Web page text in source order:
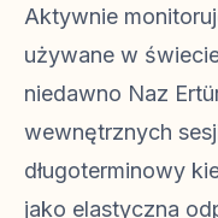
Aktywnie
używane w
niedawno Naz
wewnętrznych
długoterminowy
jako elastyczna